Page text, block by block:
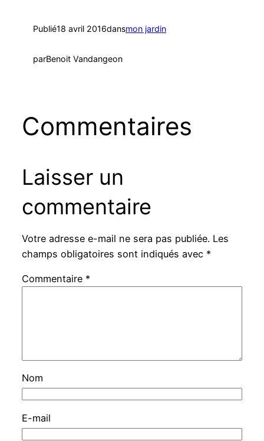
Publié18 avril 2016dansmon jardin
parBenoit Vandangeon
Commentaires
Laisser un
commentaire
Votre adresse e-mail ne sera pas publiée. Les
champs obligatoires sont indiqués avec *
Commentaire *
Nom
E-mail